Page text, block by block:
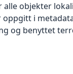
objekter
i
og benyttet